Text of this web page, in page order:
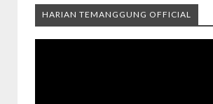
HARIAN TEMANGGUNG OFFICIAL